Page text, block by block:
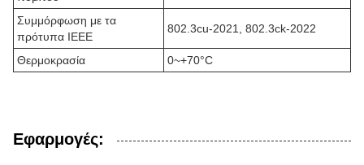
Συμμόρφωση με τα
πρότυπα IEEE
802.3cu-2021, 802.3ck-2022
Θερμοκρασία 0~+70°C
Εφαρμογές: